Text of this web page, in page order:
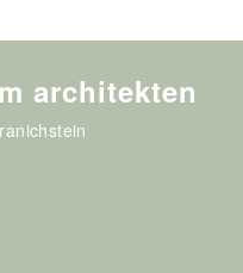
architekten